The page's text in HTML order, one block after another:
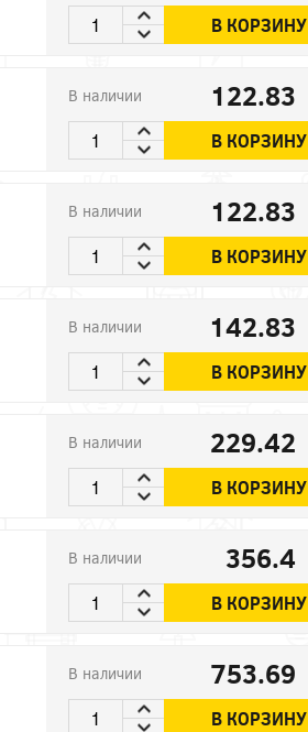
В КОРЗИНУ
В наличии 122.83
В КОРЗИНУ
В наличии 122.83
В КОРЗИНУ
В наличии 142.83
В КОРЗИНУ
В наличии 229.42
В КОРЗИНУ
В наличии 356.4
В КОРЗИНУ
В наличии 753.69
В КОРЗИНУ